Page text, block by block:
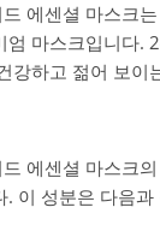
에센셜 마스크
엄 마스크입니다.
강하고 젊어 보이
에센셜 마스크
. 이 성분은 다음